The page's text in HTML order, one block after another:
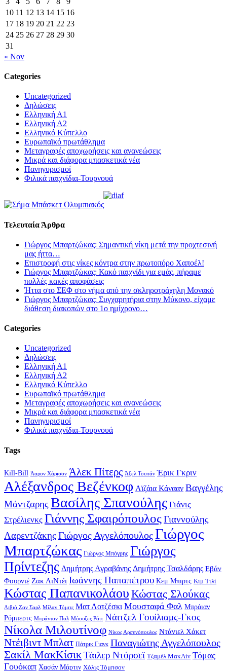
10 11 12 13 14 15 16
17 18 19 20 21 22 23
24 25 26 27 28 29 30
31
« Nov
Categories
Uncategorized
Δηλώσεις
Ελληνική Α1
Ελληνική Α2
Ελληνικό Κύπελλο
Ευρωπαϊκό πρωτάθλημα
Μεταγραφές αποχωρήσεις και ανανεώσεις
Μικρά και διάφορα μπασκετικά νέα
Πανηγυρισμοί
Φιλικά παιχνίδια-Τουρνουά
Τελευταία Άρθρα
Γιώργος Μπαρτζώκας: Σημαντική νίκη μετά την προχτεσινή
μας ήττα…
Επιστροφή στις νίκες κόντρα στην πρωτοπόρο Χαποέλ!
Γιώργος Μπαρτζώκας: Κακό παιχνίδι για εμάς, πήραμε
πολλές κακές αποφάσεις
Ήττα στο ΣΕΦ στο νήμα από την σκληροτράχηλη Μονακό
Γιώργος Μπαρτζώκας: Συγχαρητήρια στην Μύκονο, είχαμε
διάθεση διακοπών στο 1ο ημίχρονο…
Categories
Uncategorized
Δηλώσεις
Ελληνική Α1
Ελληνική Α2
Ελληνικό Κύπελλο
Ευρωπαϊκό πρωτάθλημα
Μεταγραφές αποχωρήσεις και ανανεώσεις
Μικρά και διάφορα μπασκετικά νέα
Πανηγυρισμοί
Φιλικά παιχνίδια-Τουρνουά
Tags
Kill-Bill Άαρον Χάρισον Άλεκ Πίτερς Άξελ Τουπάν Έρικ Γκριν
Αλέξανδρος Βεζένκοφ Αϊζάια Κάνααν Βαγγέλης
Μάντζαρης Βασίλης Σπανούλης Γιάνις
Στρέλιενκς Γιάννης ΣφαιρόπουλοςΓιαννούλης
Λαρεντζάκης Γιώργος ΑγγελόπουλοςΓιώργος
Μπαρτζώκας Γιώργος Μπόγρης Γιώργος
Πρίντεζης Δημήτρης Αγραβάνης Δημήτρης Τσαλδάρης Εβάν
Φουρνιέ Ζακ ΛιΝτέι Ιωάννης Παπαπέτρου Κεμ Μπιρτς Κιμ Τιλί
Κώστας Παπανικολάου Κώστας Σλούκας
Λιβιό Ζαν Σαρλ Μίλαν Τόμιτς Ματ Λοτζέσκι Μουσταφά Φαλ Μπράιαν
Ρόμπερτς Μπράντον Πολ Μόουζες Ράιτ Νάιτζελ Γουίλιαμς-Γκος
Νίκολα Μιλουτίνοφ Νίκος Αρσενόπουλος Ντάνιελ Χάκετ
Ντέιβιντ Μπλατ Πάτρικ Γιανκ Παναγιώτης Αγγελόπουλος
Σακίλ ΜακΚίσικΤάιλερ Ντόρσεϊ Τζαμέλ ΜακΛίν Τόμας
Γουόκαπ Χασάν Μάρτιν Χόλις Τόμπσον